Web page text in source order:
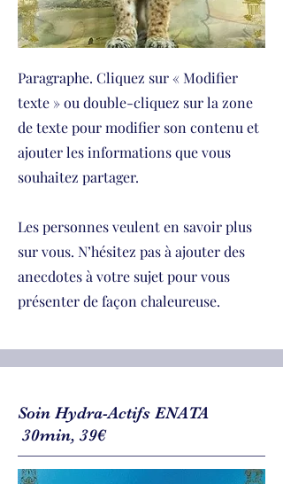
Paragraphe. Cliquez sur « Modifier
texte » ou double-cliquez sur la zone
de texte pour modifier son contenu et
ajouter les informations que vous
souhaitez partager.
Les personnes veulent en savoir plus
sur vous. N’hésitez pas à ajouter des
anecdotes à votre sujet pour vous
présenter de façon chaleureuse.
Soin Hydra-Actifs ENATA
30min, 39€